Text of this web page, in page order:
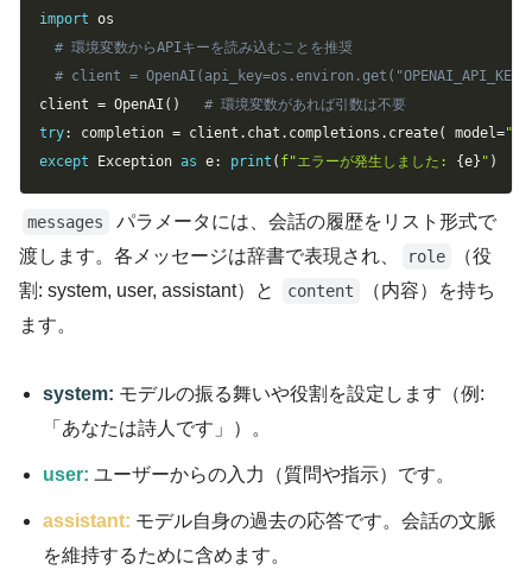
import
# 環境変数からAPIキーを読み込むことを推奨
# client =
client = OpenAI ( )
# 環境変数があれば引数は不要
try: completion = client . chat . completions . create( model =
except Exception as e: print ( f"エラーが発生しました: {e} " )
messages
パラメータには、会話の履歴をリスト形式で
渡します。各メッセージは辞書で表現され、
role
（役
割: system, user, assistant）と
content
（内容）を持ち
ます。
system: モデルの振る舞いや役割を設定します（例:
「あなたは詩人です」）。
user: ユーザーからの入力（質問や指示）です。
assistant: モデル自身の過去の応答です。会話の文脈
を維持するために含めます。